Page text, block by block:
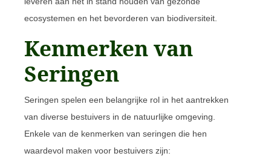
ecosystemen en het bevorderen van biodiversiteit.
Kenmerken van
Seringen
Seringen spelen een belangrijke rol in het aantrekken
van diverse bestuivers in de natuurlijke omgeving.
Enkele van de kenmerken van seringen die hen
waardevol maken voor bestuivers zijn: